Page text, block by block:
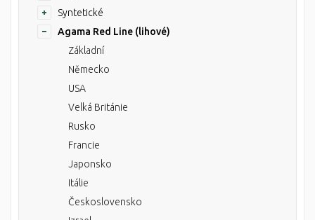
Syntetické
Agama Red Line (lihové)
Základní
Německo
USA
Velká Británie
Rusko
Francie
Japonsko
Itálie
Československo